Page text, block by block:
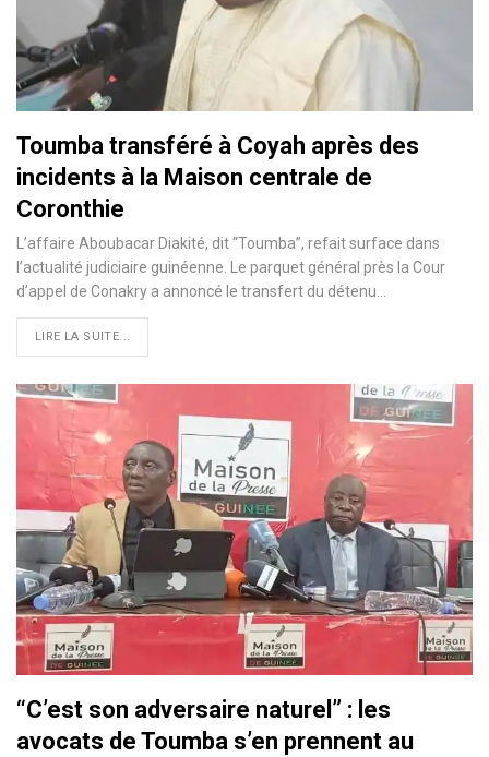
Toumba transféré à Coyah après des
incidents à la Maison centrale de
Coronthie
L’affaire Aboubacar Diakité, dit “Toumba”, refait surface dans
l’actualité judiciaire guinéenne. Le parquet général près la Cour
d’appel de Conakry a annoncé le transfert du détenu…
LIRE LA SUITE...
“C’est son adversaire naturel” : les
avocats de Toumba s’en prennent au